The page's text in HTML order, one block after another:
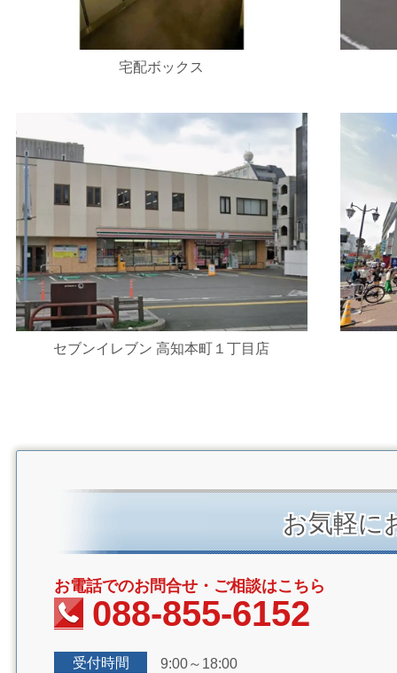
宅配ボックス
セブンイレブン 高知本町１丁目店
お気軽に
お電話でのお問合せ・ご相談はこちら
088-855-6152
受付時間 9:00～18:00